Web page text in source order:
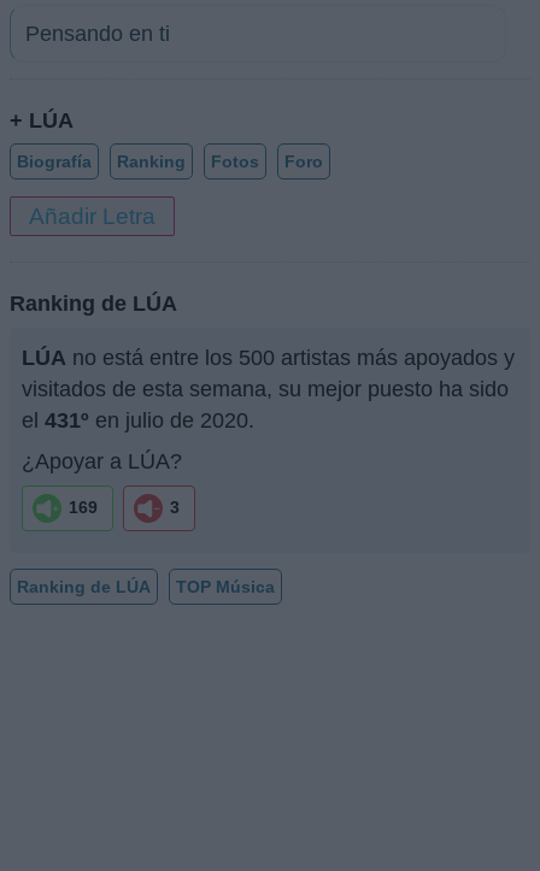
Pensando en ti
+ LÚA
Biografía Ranking Fotos Foro
Añadir Letra
Ranking de LÚA
LÚA no está entre los 500 artistas más apoyados y
visitados de esta semana, su mejor puesto ha sido
el 431º en julio de 2020.
¿Apoyar a LÚA?
169 3
Ranking de LÚA TOP Música